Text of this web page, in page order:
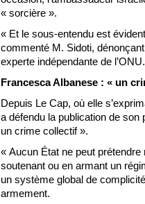
« sorcière ».
« Et le sous-entendu est
commenté M. Sidoti,
experte indépendante de l’ONU.
Francesca Albanese : « un
Depuis Le Cap, où elle
a défendu la publication de
un crime collectif ».
« Aucun État ne peut
soutenant ou en armant un
un système global de
armement.